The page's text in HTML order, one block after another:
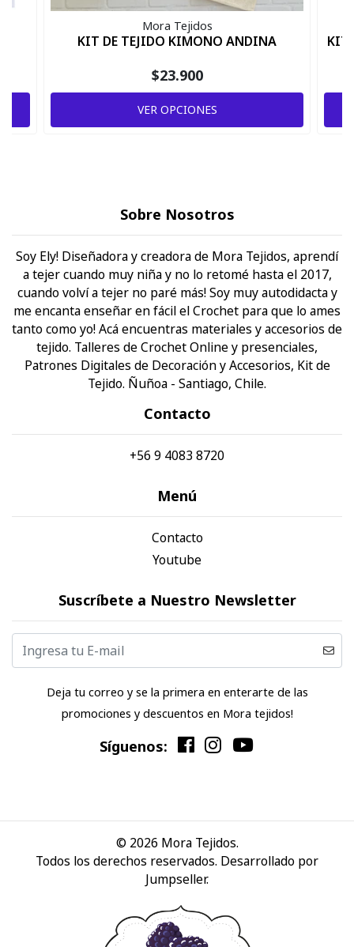
Mora Tejidos
KIT DE TEJIDO KIMONO ANDINA
$23.900
VER OPCIONES
KIT
Sobre Nosotros
Soy Ely! Diseñadora y creadora de Mora Tejidos, aprendí
a tejer cuando muy niña y no lo retomé hasta el 2017,
cuando volví a tejer no paré más! Soy muy autodidacta y
me encanta enseñar en fácil el Crochet para que lo ames
tanto como yo! Acá encuentras materiales y accesorios de
tejido. Talleres de Crochet Online y presenciales,
Patrones Digitales de Decoración y Accesorios, Kit de
Tejido. Ñuñoa - Santiago, Chile.
Contacto
+56 9 4083 8720
Menú
Contacto
Youtube
Suscríbete a Nuestro Newsletter
Deja tu correo y se la primera en enterarte de las
promociones y descuentos en Mora tejidos!
Síguenos:
© 2026 Mora Tejidos.
Todos los derechos reservados. Desarrollado por
Jumpseller.